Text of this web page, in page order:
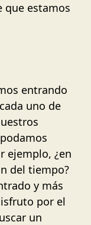
que estamos
entrando
uno de
ejemplo, ¿en
del tiempo?
y más
por el
un